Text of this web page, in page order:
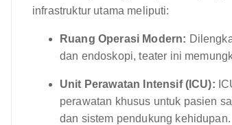
infrastruktur utama meliputi:
Ruang Operasi Modern:
dan endoskopi, teater ini
Unit Perawatan Intensif (ICU):
perawatan khusus untuk pasien
dan sistem pendukung kehidupan.